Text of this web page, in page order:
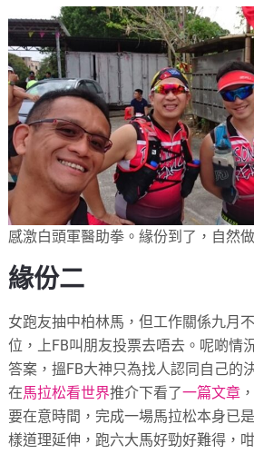
感激白頭軍醫助拳。緣份到了，自然
緣份二
女跑友抽中柏林馬，但工作關係九月
位，上FB叫朋友投票去唔去。呢啲情
答案，搵FB大神只為找人認同自己的
在馬拉松看世界推介下看了一篇文章
要在意時間，完成一場馬拉松本身已
樣道理延伸，跑六大馬好勁好難得，